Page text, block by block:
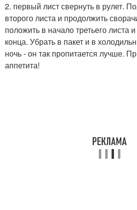
2. первый лист свернуть в рулет.
второго листа и продолжить
положить в начало третьего листа
конца. Убрать в пакет и в
ночь - он так пропитается лучше.
аппетита!